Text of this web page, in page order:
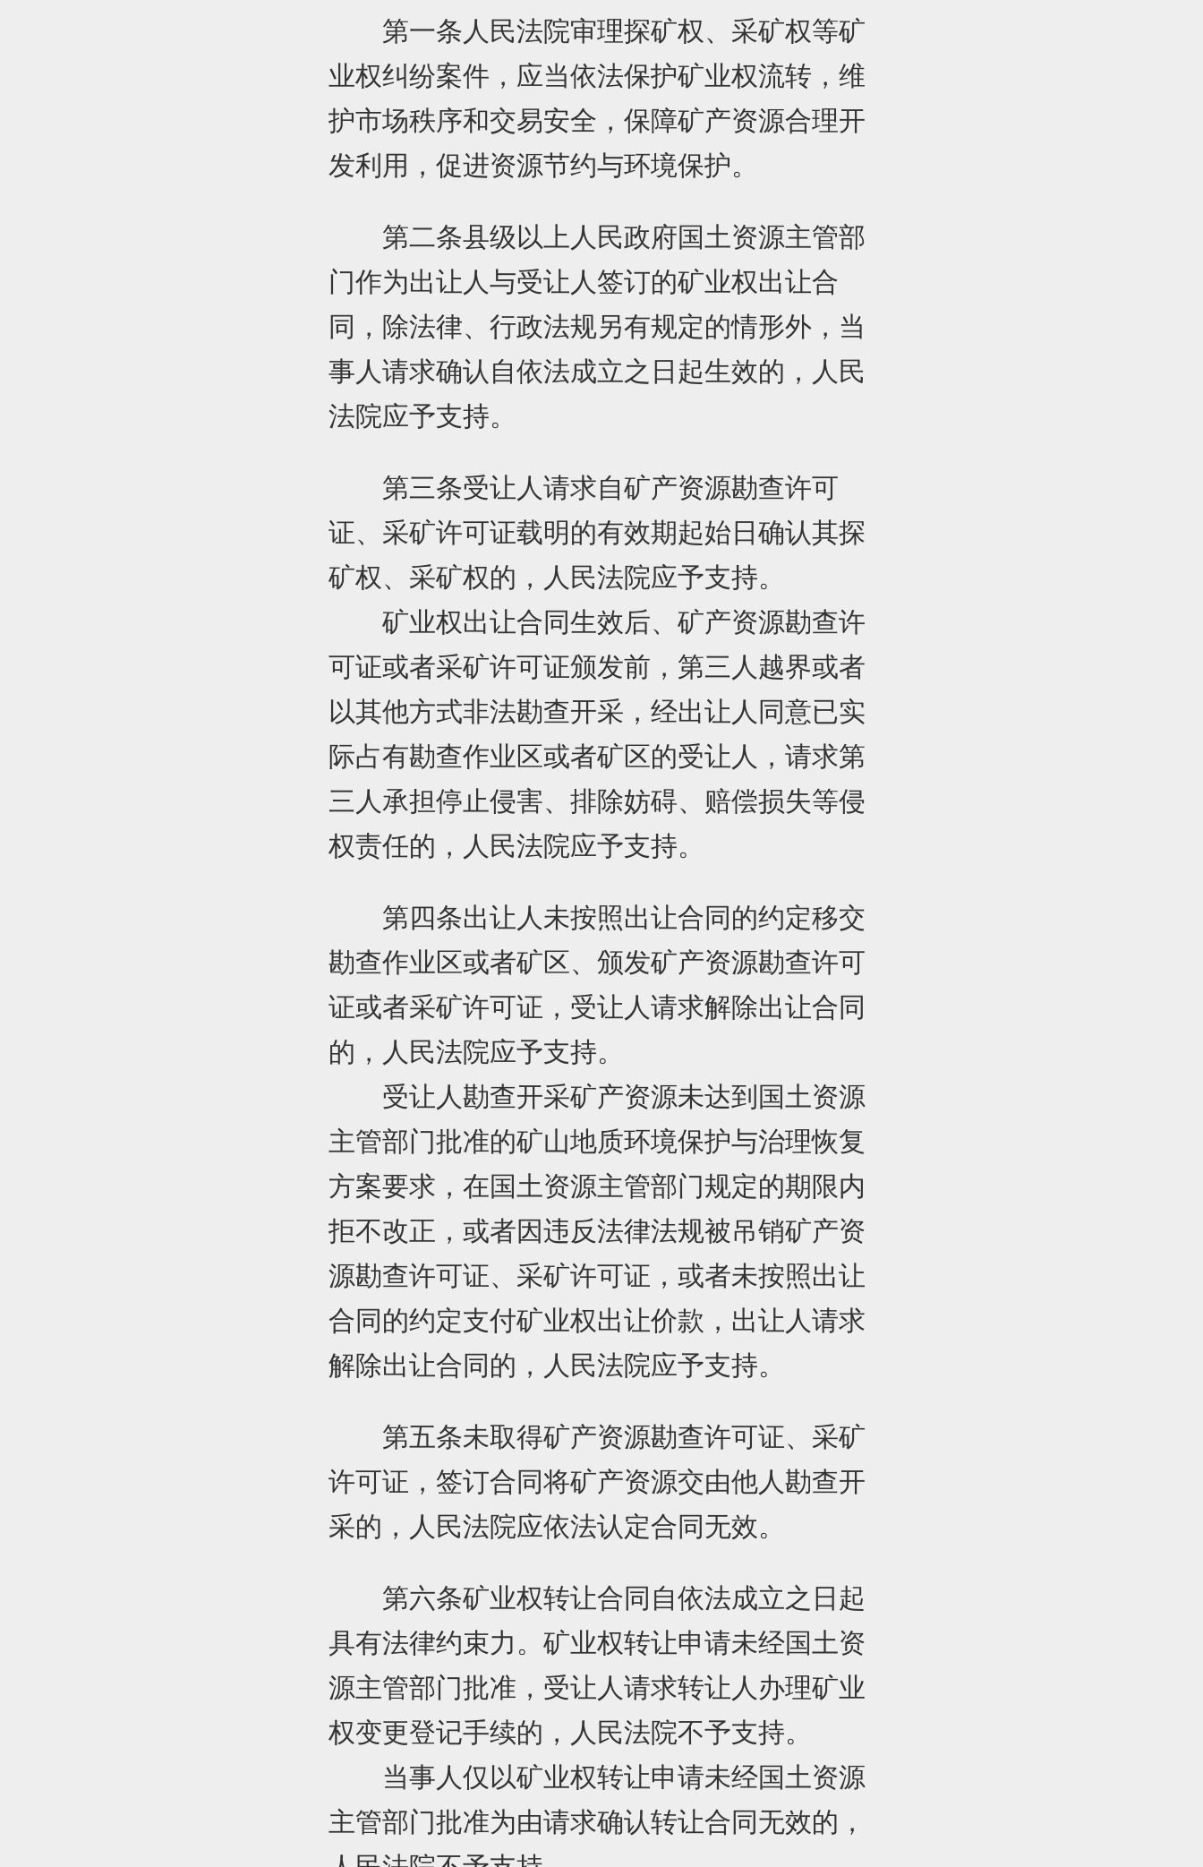
第一条人民法院审理探矿权、采矿权等矿
业权纠纷案件，应当依法保护矿业权流转，维
护市场秩序和交易安全，保障矿产资源合理开
发利用，促进资源节约与环境保护。
第二条县级以上人民政府国土资源主管部
门作为出让人与受让人签订的矿业权出让合
同，除法律、行政法规另有规定的情形外，当
事人请求确认自依法成立之日起生效的，人民
法院应予支持。
第三条受让人请求自矿产资源勘查许可
证、采矿许可证载明的有效期起始日确认其探
矿权、采矿权的，人民法院应予支持。
矿业权出让合同生效后、矿产资源勘查许
可证或者采矿许可证颁发前，第三人越界或者
以其他方式非法勘查开采，经出让人同意已实
际占有勘查作业区或者矿区的受让人，请求第
三人承担停止侵害、排除妨碍、赔偿损失等侵
权责任的，人民法院应予支持。
第四条出让人未按照出让合同的约定移交
勘查作业区或者矿区、颁发矿产资源勘查许可
证或者采矿许可证，受让人请求解除出让合同
的，人民法院应予支持。
受让人勘查开采矿产资源未达到国土资源
主管部门批准的矿山地质环境保护与治理恢复
方案要求，在国土资源主管部门规定的期限内
拒不改正，或者因违反法律法规被吊销矿产资
源勘查许可证、采矿许可证，或者未按照出让
合同的约定支付矿业权出让价款，出让人请求
解除出让合同的，人民法院应予支持。
第五条未取得矿产资源勘查许可证、采矿
许可证，签订合同将矿产资源交由他人勘查开
采的，人民法院应依法认定合同无效。
第六条矿业权转让合同自依法成立之日起
具有法律约束力。矿业权转让申请未经国土资
源主管部门批准，受让人请求转让人办理矿业
权变更登记手续的，人民法院不予支持。
当事人仅以矿业权转让申请未经国土资源
主管部门批准为由请求确认转让合同无效的，